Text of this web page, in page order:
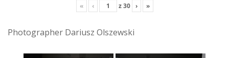
« ‹ z30 › »
Photographer Dariusz Olszewski